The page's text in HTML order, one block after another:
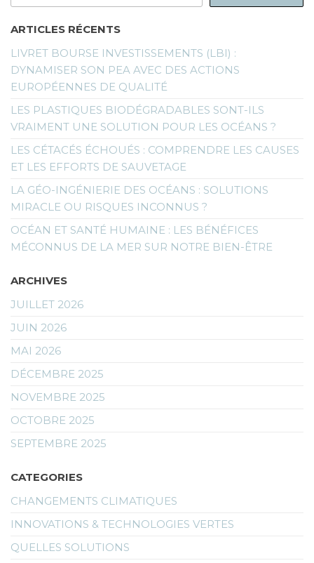
ARTICLES RÉCENTS
LIVRET BOURSE INVESTISSEMENTS (LBI) :
DYNAMISER SON PEA AVEC DES ACTIONS
EUROPÉENNES DE QUALITÉ
LES PLASTIQUES BIODÉGRADABLES SONT-ILS
VRAIMENT UNE SOLUTION POUR LES OCÉANS ?
LES CÉTACÉS ÉCHOUÉS : COMPRENDRE LES CAUSES
ET LES EFFORTS DE SAUVETAGE
LA GÉO-INGÉNIERIE DES OCÉANS : SOLUTIONS
MIRACLE OU RISQUES INCONNUS ?
OCÉAN ET SANTÉ HUMAINE : LES BÉNÉFICES
MÉCONNUS DE LA MER SUR NOTRE BIEN-ÊTRE
ARCHIVES
JUILLET 2026
JUIN 2026
MAI 2026
DÉCEMBRE 2025
NOVEMBRE 2025
OCTOBRE 2025
SEPTEMBRE 2025
CATEGORIES
CHANGEMENTS CLIMATIQUES
INNOVATIONS & TECHNOLOGIES VERTES
QUELLES SOLUTIONS